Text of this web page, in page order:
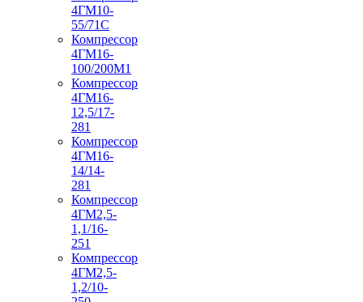
4ГМ10-
55/71С
Компрессор
4ГМ16-
100/200М1
Компрессор
4ГМ16-
12,5/17-
281
Компрессор
4ГМ16-
14/14-
281
Компрессор
4ГМ2,5-
1,1/16-
251
Компрессор
4ГМ2,5-
1,2/10-